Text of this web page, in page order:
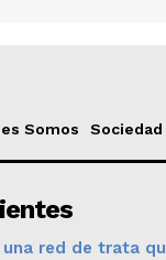
Somos Sociedad
una red de trata